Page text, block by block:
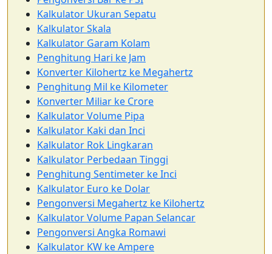
Kalkulator Ukuran Sepatu
Kalkulator Skala
Kalkulator Garam Kolam
Penghitung Hari ke Jam
Konverter Kilohertz ke Megahertz
Penghitung Mil ke Kilometer
Konverter Miliar ke Crore
Kalkulator Volume Pipa
Kalkulator Kaki dan Inci
Kalkulator Rok Lingkaran
Kalkulator Perbedaan Tinggi
Penghitung Sentimeter ke Inci
Kalkulator Euro ke Dolar
Pengonversi Megahertz ke Kilohertz
Kalkulator Volume Papan Selancar
Pengonversi Angka Romawi
Kalkulator KW ke Ampere